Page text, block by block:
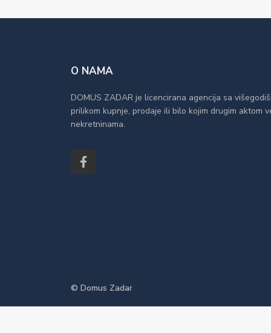
O NAMA
DOMUS ZADAR je licencirana agencija sa
prilikom kupnje, prodaje ili bilo kojim drugim aktom
nekretninama.
© Domus Zadar